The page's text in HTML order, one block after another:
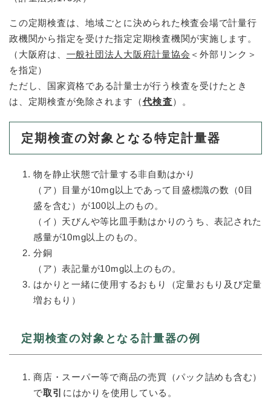
この定期検査は、地域ごとに決められた検査会場で計量行
政機関から指定を受けた指定定期検査機関が実施します。
（大阪府は、 一般社団法人大阪府計量協会 ＜外部リンク＞
を指定）
​ただし、国家資格である計量士が行う検査を受けたとき
は、定期検査が免除されます（代検査）。
定期検査の対象となる特定計量器
物を静止状態で計量する非自動はかり
（ア）目量が10mg以上であって目盛標識の数（0目
盛を含む）が100以上のもの。
（イ）天びんや等比皿手動はかりのうち、表記された
感量が10mg以上のもの。
分銅
（ア）表記量が10mg以上のもの。
はかりと一緒に使用するおもり（定量おもり及び定量
増おもり）
定期検査の対象となる計量器の例
商店・スーパー等で商品の売買（パック詰めも含む）
で取引 にはかりを使用している。